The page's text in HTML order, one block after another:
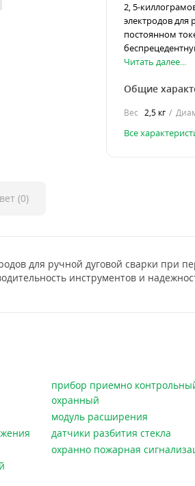
2, 5-
электродов
постоянном
Читать далее...
Общие
Вес 2,5 кг
Все
(0)
для ручной дуговой сварки при
инструментов и
прибор приемно
охранный
модуль расширения
датчики разбития стекла
охранно пожарная